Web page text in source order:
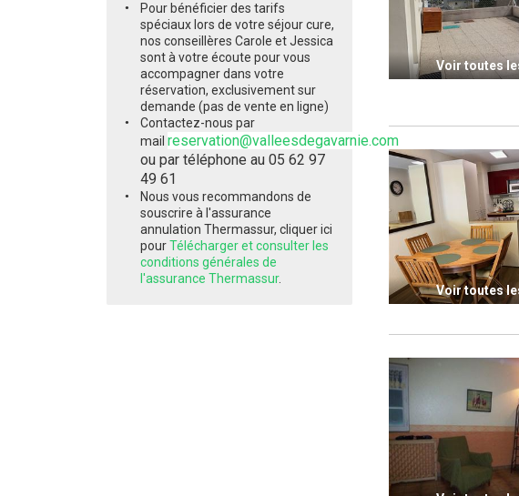
Voir toutes
Voir toutes
Pour bénéficier des tarifs
spéciaux lors de votre séjour cure,
nos conseillères Carole et Jessica
sont à votre écoute pour vous
accompagner dans votre
réservation, exclusivement sur
demande (pas de vente en ligne)
Contactez-nous par
mail reservation@valleesdegavarnie.com
ou par téléphone au 05 62 97
49 61
Nous vous recommandons de
souscrire à l'assurance
annulation Thermassur, cliquer ici
pourTélécharger et consulter les
conditions générales de
l'assurance Thermassur.